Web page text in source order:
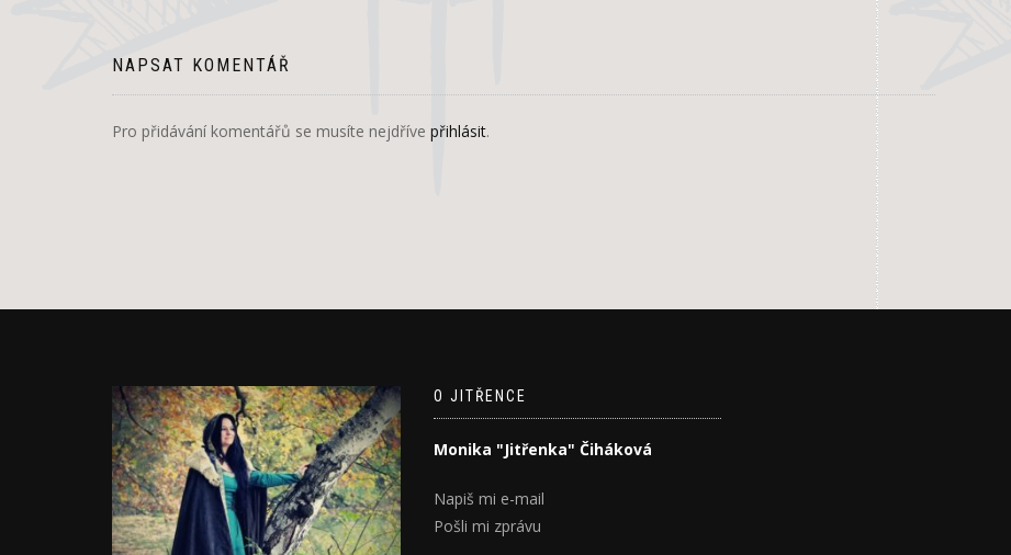
příspěvek
NAPSAT KOMENTÁŘ
Pro přidávání komentářů se musíte nejdříve přihlásit.
O JITŘENCE
Monika "Jitřenka" Čiháková
Napiš mi e-mail
Pošli mi zprávu